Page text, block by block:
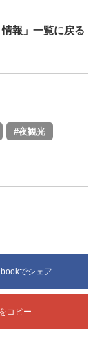
情報」一覧に戻る
#夜観光
でシェア
コピー